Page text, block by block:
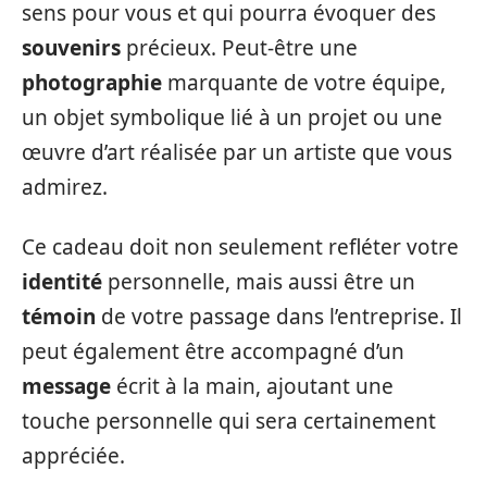
sens pour vous et qui pourra évoquer des
souvenirs précieux. Peut-être une
photographie marquante de votre équipe,
un objet symbolique lié à un projet ou une
œuvre d’art réalisée par un artiste que vous
admirez.
Ce cadeau doit non seulement refléter votre
identité personnelle, mais aussi être un
témoin de votre passage dans l’entreprise. Il
peut également être accompagné d’un
message écrit à la main, ajoutant une
touche personnelle qui sera certainement
appréciée.